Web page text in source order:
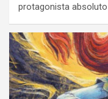
protagonista